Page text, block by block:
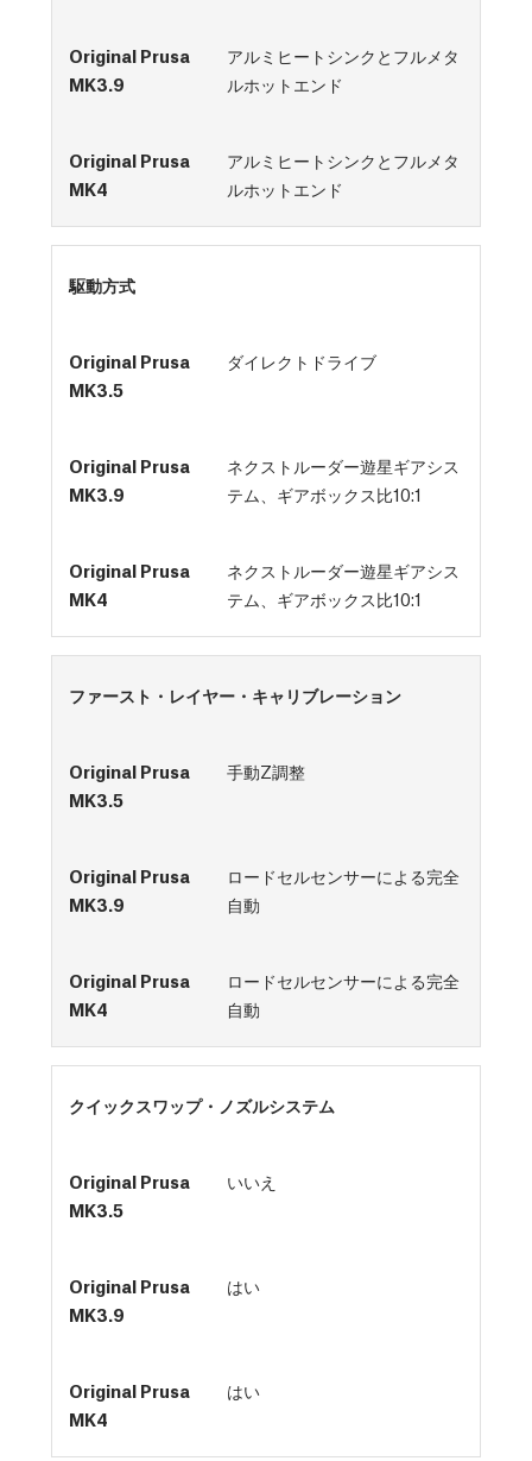
アルミヒートシンクとフルメタ
ルホットエンド
アルミヒートシンクとフルメタ
ルホットエンド
駆動方式
ダイレクトドライブ
ネクストルーダー遊星ギアシス
テム、ギアボックス比10:1
ネクストルーダー遊星ギアシス
テム、ギアボックス比10:1
ファースト・レイヤー・キャリブレーション
手動Z調整
ロードセルセンサーによる完全
自動
ロードセルセンサーによる完全
自動
クイックスワップ・ノズルシステム
いいえ
はい
はい